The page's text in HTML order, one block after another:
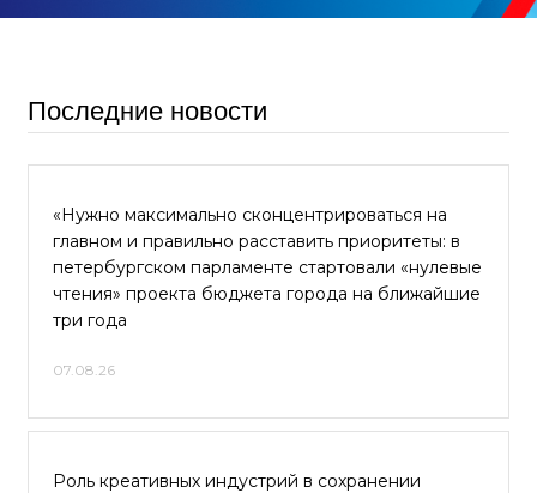
Последние новости
«Нужно максимально сконцентрироваться на
главном и правильно расставить приоритеты: в
петербургском парламенте стартовали «нулевые
чтения» проекта бюджета города на ближайшие
три года
07.08.26
Роль креативных индустрий в сохранении